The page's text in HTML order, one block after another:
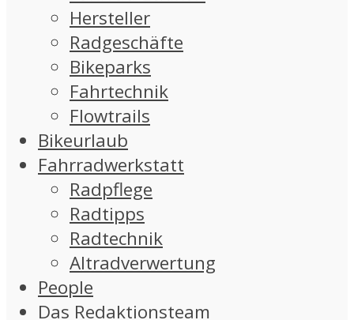
Hersteller
Radgeschäfte
Bikeparks
Fahrtechnik
Flowtrails
Bikeurlaub
Fahrradwerkstatt
Radpflege
Radtipps
Radtechnik
Altradverwertung
People
Das Redaktionsteam